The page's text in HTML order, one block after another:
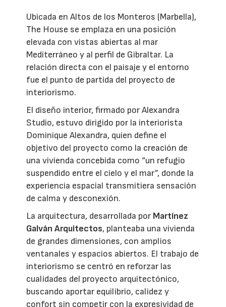
Ubicada en Altos de los Monteros (Marbella),
The House se emplaza en una posición
elevada con vistas abiertas al mar
Mediterráneo y al perfil de Gibraltar. La
relación directa con el paisaje y el entorno
fue el punto de partida del proyecto de
interiorismo.
El diseño interior, firmado por Alexandra
Studio, estuvo dirigido por la interiorista
Dominique Alexandra, quien define el
objetivo del proyecto como la creación de
una vivienda concebida como “un refugio
suspendido entre el cielo y el mar”, donde la
experiencia espacial transmitiera sensación
de calma y desconexión.
La arquitectura, desarrollada por Martínez
Galván Arquitectos, planteaba una vivienda
de grandes dimensiones, con amplios
ventanales y espacios abiertos. El trabajo de
interiorismo se centró en reforzar las
cualidades del proyecto arquitectónico,
buscando aportar equilibrio, calidez y
confort sin competir con la expresividad de